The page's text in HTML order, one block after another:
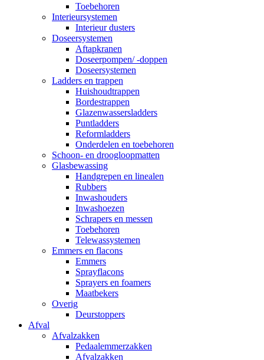
Toebehoren
Interieursystemen
Interieur dusters
Doseersystemen
Aftapkranen
Doseerpompen/ -doppen
Doseersystemen
Ladders en trappen
Huishoudtrappen
Bordestrappen
Glazenwassersladders
Puntladders
Reformladders
Onderdelen en toebehoren
Schoon- en droogloopmatten
Glasbewassing
Handgrepen en linealen
Rubbers
Inwashouders
Inwashoezen
Schrapers en messen
Toebehoren
Telewassystemen
Emmers en flacons
Emmers
Sprayflacons
Sprayers en foamers
Maatbekers
Overig
Deurstoppers
Afval
Afvalzakken
Pedaalemmerzakken
Afvalzakken